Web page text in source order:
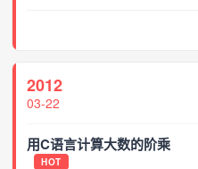
2012
03-22
用C语言计算大数的阶乘
HOT